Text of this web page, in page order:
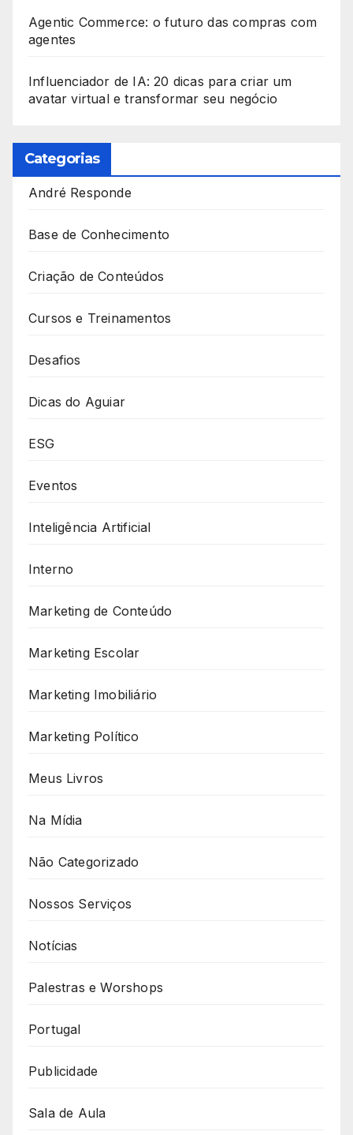
Agentic Commerce: o futuro das compras com
agentes
Influenciador de IA: 20 dicas para criar um
avatar virtual e transformar seu negócio
Categorias
André Responde
Base de Conhecimento
Criação de Conteúdos
Cursos e Treinamentos
Desafios
Dicas do Aguiar
ESG
Eventos
Inteligência Artificial
Interno
Marketing de Conteúdo
Marketing Escolar
Marketing Imobiliário
Marketing Político
Meus Livros
Na Mídia
Não Categorizado
Nossos Serviços
Notícias
Palestras e Worshops
Portugal
Publicidade
Sala de Aula